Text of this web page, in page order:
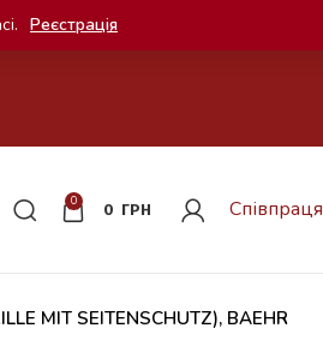
0
0 ГРН Співпраця
MIT SEITENSCHUTZ), BAEHR
Реєстрація